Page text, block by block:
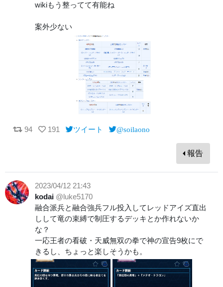
wikiもう整ってて有能ね
案外少ない
94 191 ツイート @soilaono
報告
2023/04/12 21:43
kodai @luke5170
融合派兵と融合強兵フル投入してレッドアイズ直出
しして竜の束縛で制圧するデッキとか作れないか
な？
一応王者の看破・天威無双の拳で神の宣告9枚にで
きるし、ちょっと楽しそうかも。